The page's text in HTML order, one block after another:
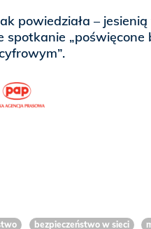
powiedziała –
spotkanie „poświęcone
bezpieczeństwo w sieci